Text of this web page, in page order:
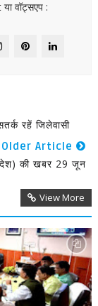
वॉट्सएप :
रहें जिलेवासी
Older Article
की खबर 29 जून
View More